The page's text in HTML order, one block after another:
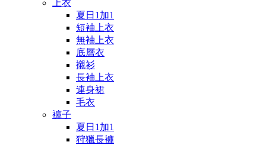
上衣
夏日1加1
短袖上衣
無袖上衣
底層衣
襯衫
長袖上衣
連身裙
毛衣
褲子
夏日1加1
狩獵長褲